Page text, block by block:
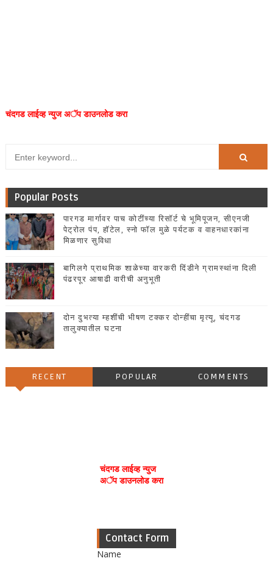
चंदगड लाईव्ह न्युज अॅप डाउनलोड करा
Popular Posts
पारगड मार्गावर पाच कोटींच्या रिसॉर्ट चे भूमिपूजन, सीएनजी
पेट्रोल पंप, हॉटेल, स्नो फॉल मुळे पर्यटक व वाहनधारकांना
मिळणार सुविधा
बागिलगे प्राथमिक शाळेच्या वारकरी दिंडीने ग्रामस्थांना दिली
पंढरपूर आषाढी वारीची अनुभूती
दोन दुभत्या म्हशींची भीषण टक्कर दोन्हींचा मृत्यू, चंदगड
तालुक्यातील घटना
RECENT POPULAR COMMENTS
चंदगड लाईव्ह न्युज
अॅप डाउनलोड करा
Contact Form
Name